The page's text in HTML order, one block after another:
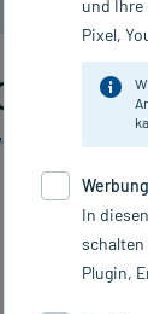
20 ml
& PlusHerzen
und Ihre
Pixel,
Werbung
In
schalten
Plugin,